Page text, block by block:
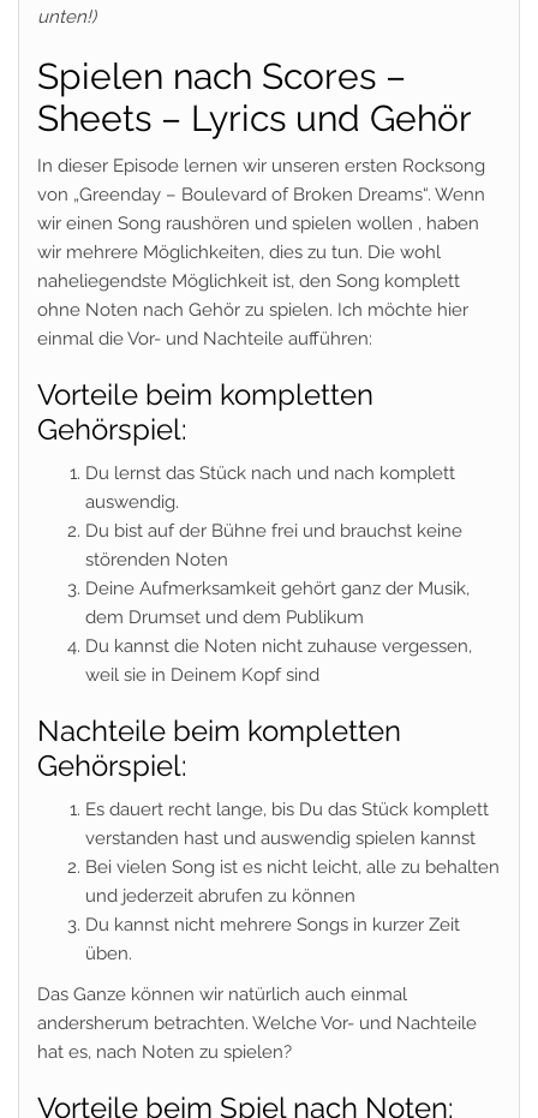
unten!)
Spielen nach Scores –
Sheets – Lyrics und Gehör
In dieser Episode lernen wir unseren ersten Rocksong
von „Greenday – Boulevard of Broken Dreams“. Wenn
wir einen Song raushören und spielen wollen , haben
wir mehrere Möglichkeiten, dies zu tun. Die wohl
naheliegendste Möglichkeit ist, den Song komplett
ohne Noten nach Gehör zu spielen. Ich möchte hier
einmal die Vor- und Nachteile aufführen:
Vorteile beim kompletten
Gehörspiel:
Du lernst das Stück nach und nach komplett
auswendig.
Du bist auf der Bühne frei und brauchst keine
störenden Noten
Deine Aufmerksamkeit gehört ganz der Musik,
dem Drumset und dem Publikum
Du kannst die Noten nicht zuhause vergessen,
weil sie in Deinem Kopf sind
Nachteile beim kompletten
Gehörspiel:
Es dauert recht lange, bis Du das Stück komplett
verstanden hast und auswendig spielen kannst
Bei vielen Song ist es nicht leicht, alle zu behalten
und jederzeit abrufen zu können
Du kannst nicht mehrere Songs in kurzer Zeit
üben.
Das Ganze können wir natürlich auch einmal
andersherum betrachten. Welche Vor- und Nachteile
hat es, nach Noten zu spielen?
Vorteile beim Spiel nach Noten: